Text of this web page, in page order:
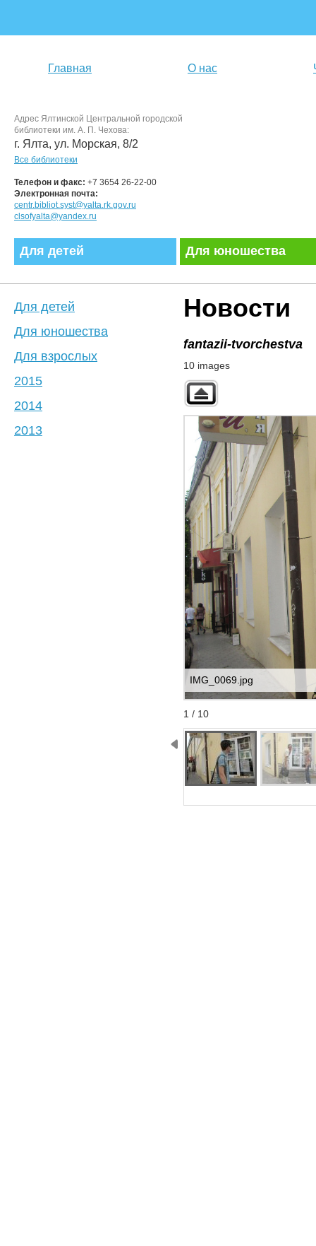
Главная О нас
Адрес Ялтинской Центральной городской
библиотеки им. А. П. Чехова:
г. Ялта, ул. Морская, 8/2
Все библиотеки
Телефон и факс: +7 3654 26-22-00
Электронная почта:
centr.bibliot.syst@yalta.rk.gov.ru
clsofyalta@yandex.ru
Для детей Для юношества
Новости
fantazii-tvorchestva
10 images
IMG_0069.jpg
1 / 10
StartStop
Для детей
Для юношества
Для взрослых
2015
2014
2013